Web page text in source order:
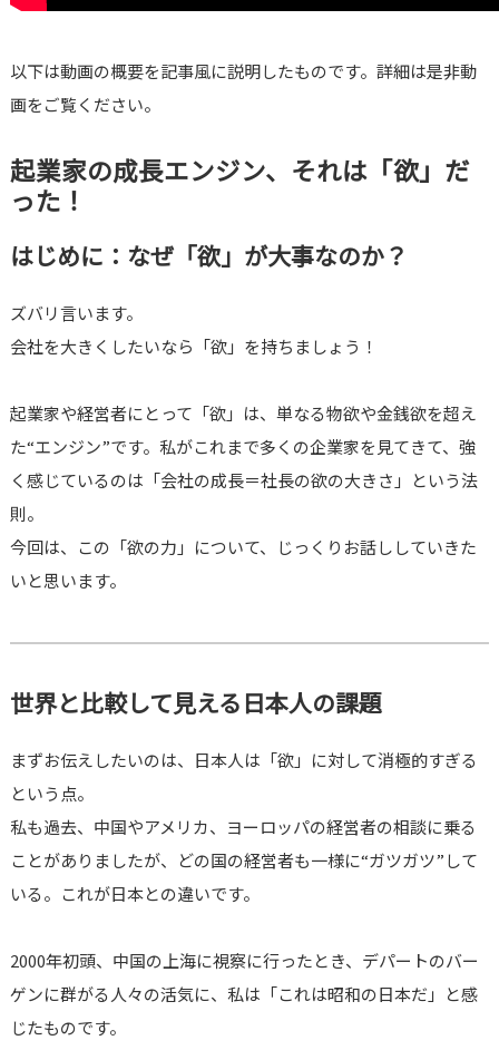
以下は動画の概要を記事風に説明したものです。詳細は是非動
画をご覧ください。
起業家の成長エンジン、それは「欲」だ
った！
はじめに：なぜ「欲」が大事なのか？
ズバリ言います。
会社を大きくしたいなら「欲」を持ちましょう！
起業家や経営者にとって「欲」は、単なる物欲や金銭欲を超え
た“エンジン”です。私がこれまで多くの企業家を見てきて、強
く感じているのは「会社の成長＝社長の欲の大きさ」という法
則。
今回は、この「欲の力」について、じっくりお話ししていきた
いと思います。
世界と比較して見える日本人の課題
まずお伝えしたいのは、日本人は「欲」に対して消極的すぎる
という点。
私も過去、中国やアメリカ、ヨーロッパの経営者の相談に乗る
ことがありましたが、どの国の経営者も一様に“ガツガツ”して
いる。これが日本との違いです。
2000年初頭、中国の上海に視察に行ったとき、デパートのバー
ゲンに群がる人々の活気に、私は「これは昭和の日本だ」と感
じたものです。